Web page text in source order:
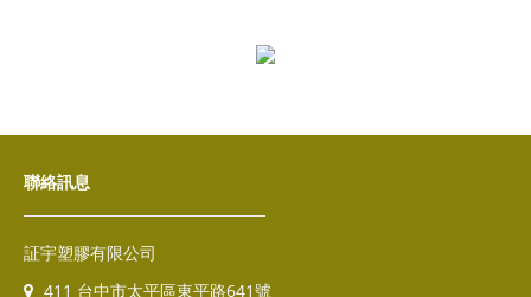
聯絡訊息
証宇塑膠有限公司
411 台中市太平區東平路641號